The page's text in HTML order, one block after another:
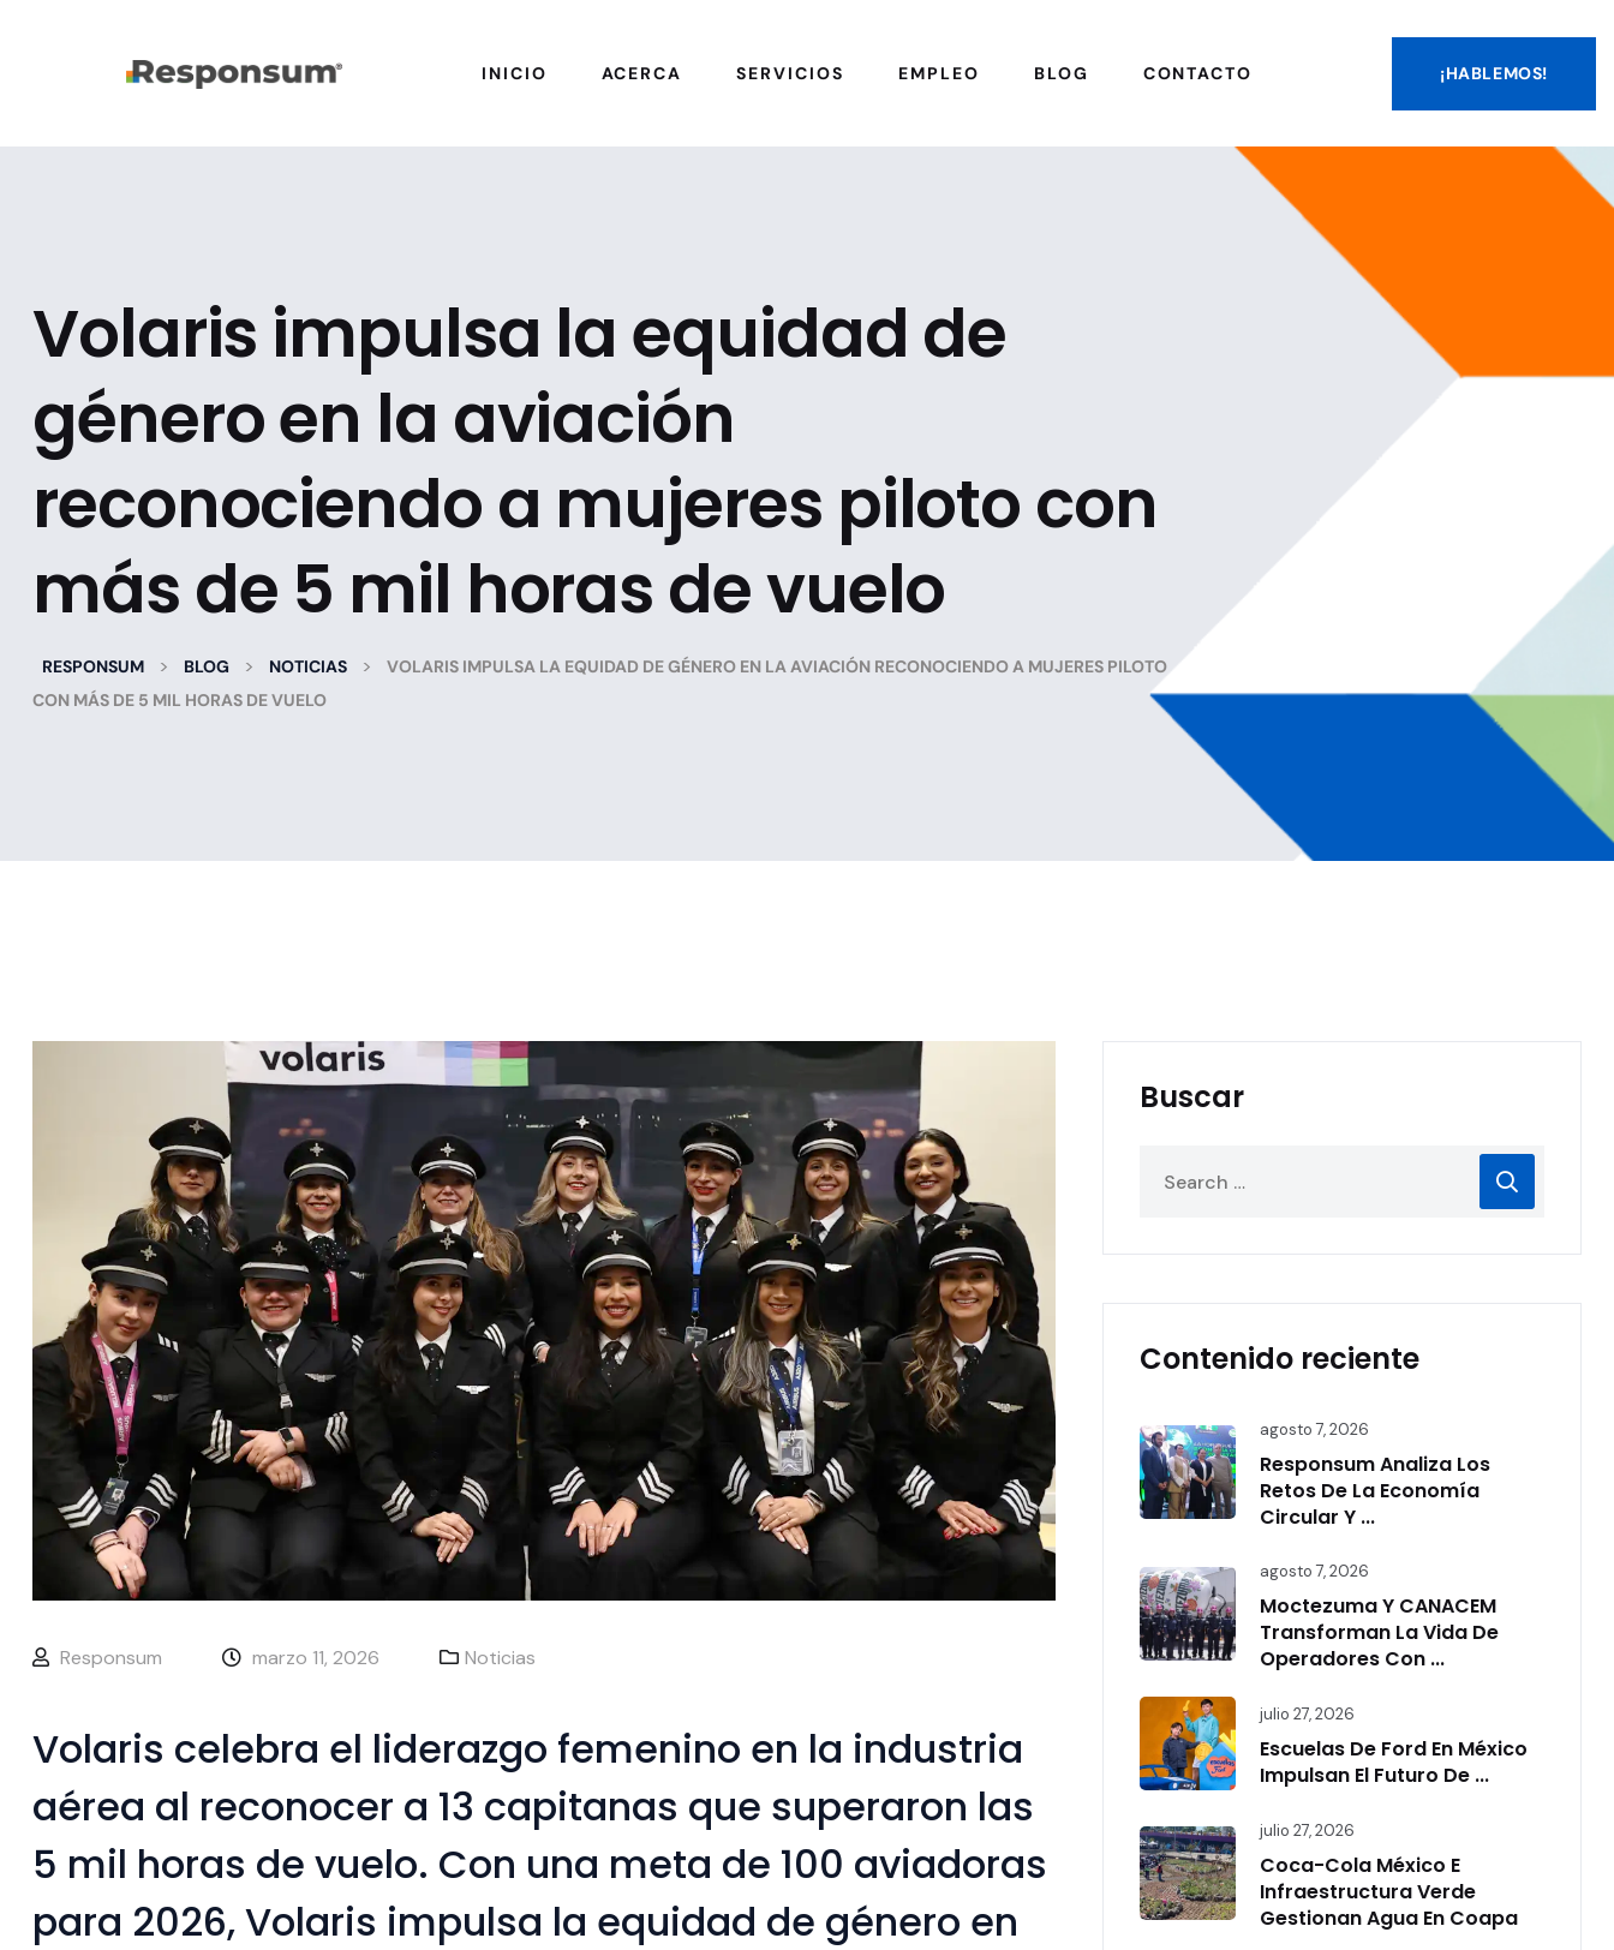
INICIO ACERCA SERVICIOS EMPLEO BLOG CONTACTO ¡HABLEMOS!
Volaris impulsa la equidad de
género en la aviación
reconociendo a mujeres piloto con
más de 5 mil horas de vuelo
RESPONSUM > BLOG > NOTICIAS >
VOLARIS IMPULSA LA EQUIDAD DE GÉNERO EN LA AVIACIÓN RECONOCIENDO A MUJERES PILOTO
CON MÁS DE 5 MIL HORAS DE VUELO
Responsum marzo 11, 2026 Noticias
Volaris celebra el liderazgo femenino en la industria
aérea al reconocer a 13 capitanas que superaron las
5 mil horas de vuelo. Con una meta de 100 aviadoras
para 2026, Volaris impulsa la equidad de género en
Buscar
Contenido reciente
agosto 7, 2026
Responsum Analiza Los
Retos De La Economía
Circular Y ...
agosto 7, 2026
Moctezuma Y CANACEM
Transforman La Vida De
Operadores Con ...
julio 27, 2026
Escuelas De Ford En México
Impulsan El Futuro De ...
julio 27, 2026
Coca-Cola México E
Infraestructura Verde
Gestionan Agua En Coapa